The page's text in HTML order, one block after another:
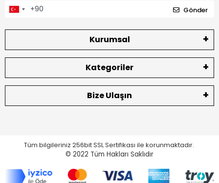
Gönder
Kurumsal
Kategoriler
Bize Ulaşın
Tüm bilgileriniz 256bit SSL Sertifikası ile korunmaktadır.
© 2022 Tüm Hakları Saklıdır